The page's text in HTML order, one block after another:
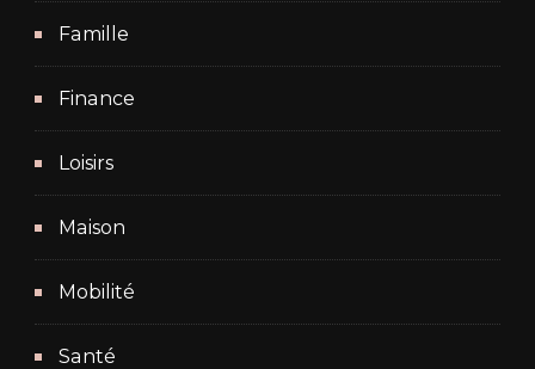
Famille
Finance
Loisirs
Maison
Mobilité
Santé